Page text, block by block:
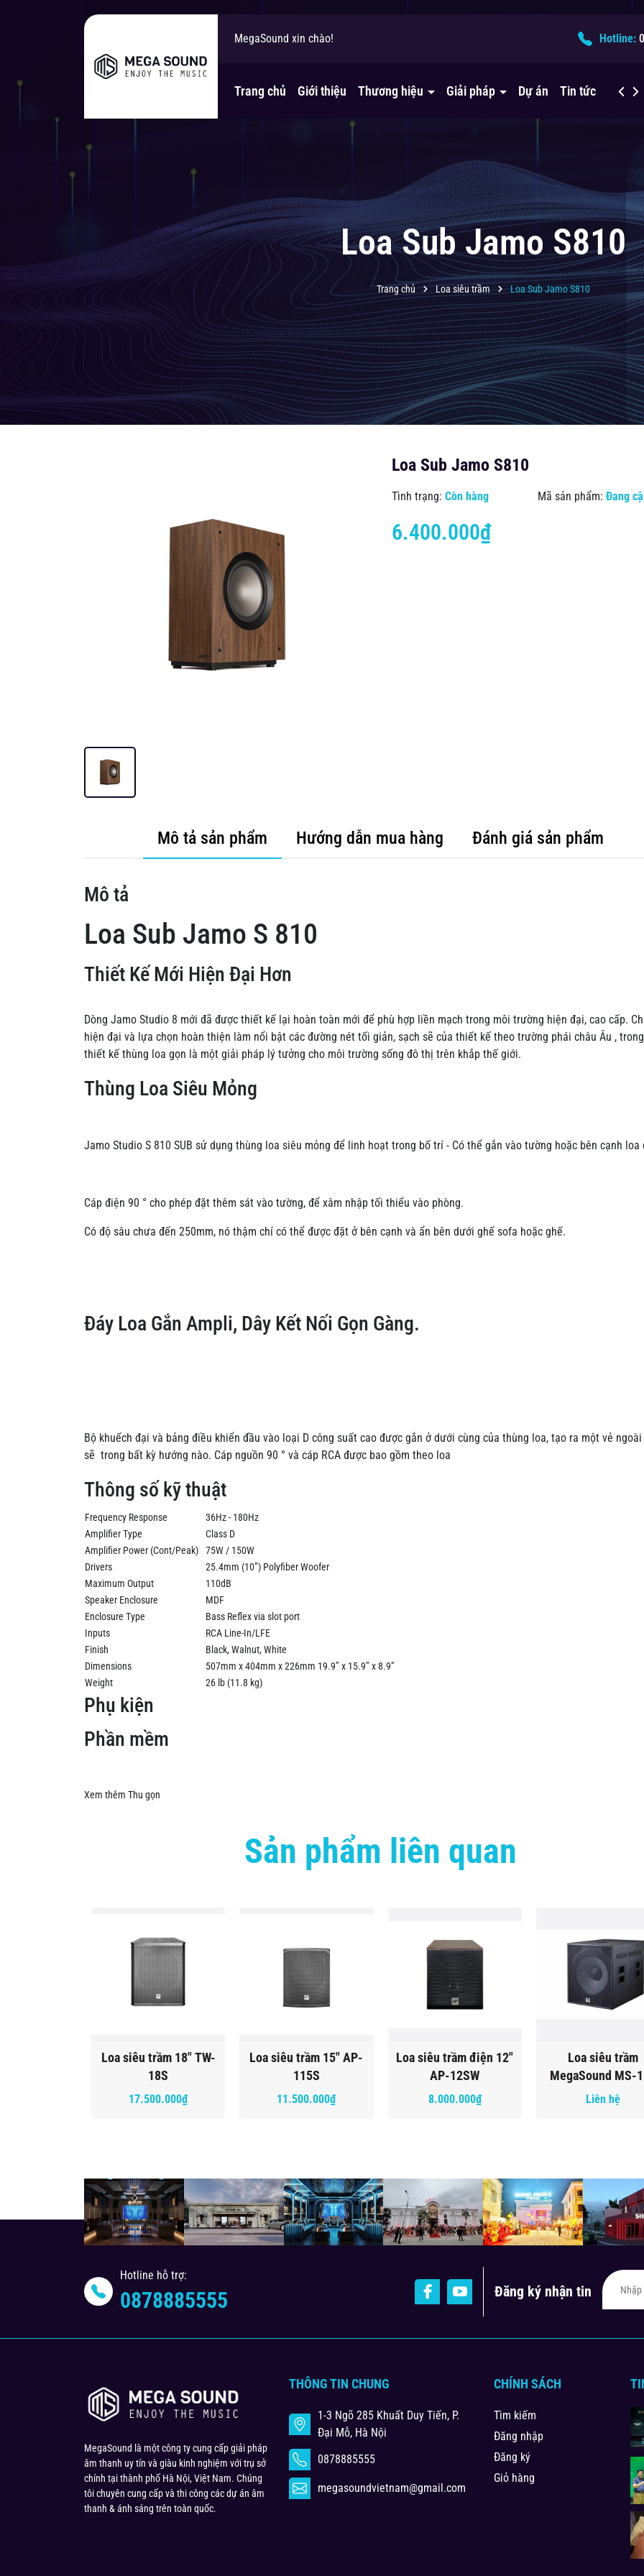
MegaSound xin chào!
Bạn cần tư vấn giải pháp âm thanh? Hotline:
Trang chủ Giới thiệu Thương hiệu Giải pháp Dự án Tin tức Liên
Loa Sub Jamo S810
Trang chủ Loa siêu trầm Loa Sub Jamo S810
Loa Sub Jamo S810
Tình trạng: Còn hàng Mã sản phẩm: Đang
6.400.000₫
Mô tả sản phẩm Hướng dẫn mua hàng Đánh giá sản phẩm
Mô tả
Loa Sub Jamo S 810
Thiết Kế Mới Hiện Đại Hơn
Dòng Jamo Studio 8 mới đã được thiết kế lại hoàn toàn mới để phù hợp liền mạch trong môi trường hiện đại, cao cấp.
hiện đại và lựa chọn hoàn thiện làm nổi bật các đường nét tối giản, sạch sẽ của thiết kế theo trường phái châu Âu ,
thiết kế thùng loa gọn là một giải pháp lý tưởng cho môi trường sống đô thị trên khắp thế giới.
Thùng Loa Siêu Mỏng
Jamo Studio S 810 SUB sử dụng thùng loa siêu mỏng để linh hoạt trong bố trí - Có thể gắn vào tường hoặc bên cạnh loa
Cáp điện 90 ° cho phép đặt thêm sát vào tường, để xâm nhập tối thiểu vào phòng.
Có độ sâu chưa đến 250mm, nó thậm chí có thể được đặt ở bên cạnh và ẩn bên dưới ghế sofa hoặc ghế.
Đáy Loa Gắn Ampli, Dây Kết Nối Gọn Gàng.
Bộ khuếch đại và bảng điều khiển đầu vào loại D công suất cao được gắn ở dưới cùng của thùng loa, tạo ra một vẻ
sẽ trong bất kỳ hướng nào. Cáp nguồn 90 ° và cáp RCA được bao gồm theo loa
Thông số kỹ thuật
Frequency Response
36Hz - 180Hz
Amplifier Type
Class D
Amplifier Power (Cont/Peak)
75W / 150W
Drivers
25.4mm (10”) Polyfiber Woofer
Maximum Output
110dB
Speaker Enclosure
MDF
Enclosure Type
Bass Reflex via slot port
Inputs
RCA Line-In/LFE
Finish
Black, Walnut, White
Dimensions
507mm x 404mm x 226mm 19.9” x 15.9” x 8.9”
Weight
26 lb (11.8 kg)
Phụ kiện
Phần mềm
Xem thêm Thu gọn
Sản phẩm liên quan
Loa siêu trầm 18" TW-
18S
17.500.000₫
Loa siêu trầm 15" AP-
115S
11.500.000₫
Loa siêu trầm điện 12"
AP-12SW
8.000.000₫
Loa siêu trầm
MegaSound MS-
Liên hệ
Hotline hỗ trợ:
0878885555 Đăng ký nhận tin
MegaSound là một công ty cung cấp giải pháp
âm thanh uy tín và giàu kinh nghiệm với trụ sở
chính tại thành phố Hà Nội, Việt Nam. Chúng
tôi chuyên cung cấp và thi công các dự án âm
thanh & ánh sáng trên toàn quốc.
THÔNG TIN CHUNG
1-3 Ngõ 285 Khuất Duy Tiến, P.
Đại Mỗ, Hà Nội
0878885555
megasoundvietnam@gmail.com
CHÍNH SÁCH
Tìm kiếm
Đăng nhập
Đăng ký
Giỏ hàng